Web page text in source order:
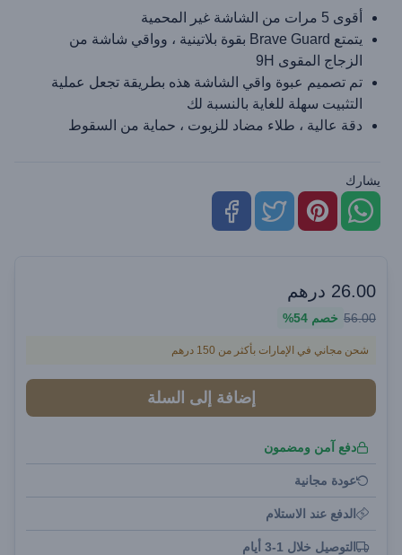
أقوى 5 مرات من الشاشة غير المحمية
يتمتع Brave Guard بقوة بلاتينية ، وواقي شاشة من
الزجاج المقوى 9H
تم تصميم عبوة واقي الشاشة هذه بطريقة تجعل عملية
التثبيت سهلة للغاية بالنسبة لك
دقة عالية ، طلاء مضاد للزيوت ، حماية من السقوط
يشارك
26.00 درهم
56.00 خصم 54%
شحن مجاني في الإمارات بأكثر من 150 درهم
إضافة إلى السلة
دفع آمن ومضمون
عودة مجانية
الدفع عند الاستلام
التوصيل خلال 1-3 أيام